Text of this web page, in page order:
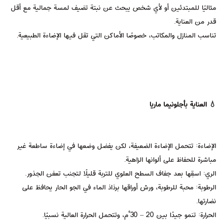
مثاليًا للمبتدئين أو لأي شخص يبحث عن نبتة تضيف لمسة جمالية مع أقل
قدر من العناية.
تناسب المنازل والمكاتب، خصوصًا الأماكن التي تقل فيها الإضاءة الطبيعية.
💧 العناية بأجلونيما ماريا
الإضاءة: تتحمل الإضاءة الضعيفة، لكن يفضل وضعها في إضاءة ساطعة غير
مباشرة للحفاظ على ألوانها الزاهية.
الري: اسقِها بعد جفاف السطح العلوي للتربة قليلًا لتجنب تعفن الجذور.
الرطوبة: محبة للرطوبة، ورش أوراقها برذاذ الماء في الجو الحار يحافظ على
نضارتها.
الحرارة: تنمو جيدًا بين 20 – 30°م، وتتحمل الحرارة العالية نسبيًا.